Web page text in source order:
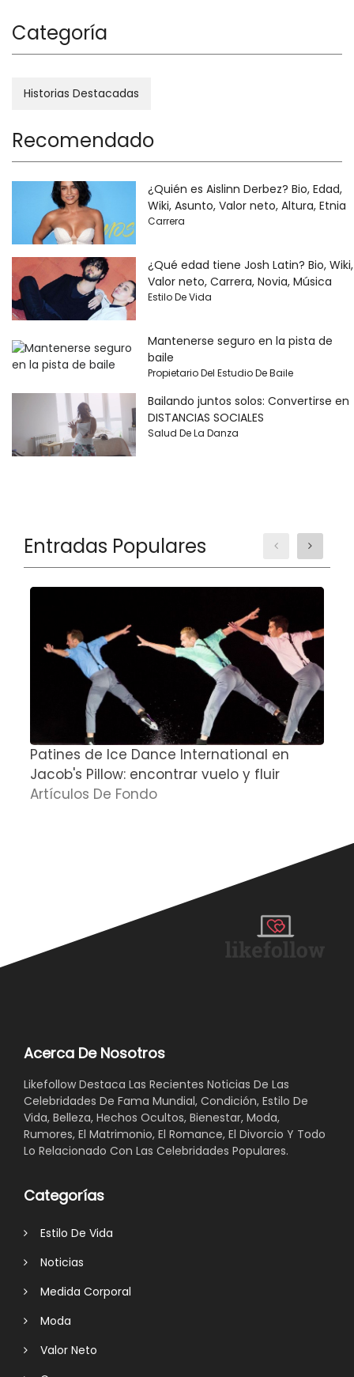
Categoría
Historias Destacadas
Recomendado
¿Quién es Aislinn Derbez? Bio, Edad,
Wiki, Asunto, Valor neto, Altura, Etnia
Carrera
¿Qué edad tiene Josh Latin? Bio, Wiki,
Valor neto, Carrera, Novia, Música
Estilo De Vida
Mantenerse seguro en la pista de
baile
Propietario Del Estudio De Baile
Bailando juntos solos: Convertirse en
DISTANCIAS SOCIALES
Salud De La Danza
Entradas Populares
Patines de Ice Dance International en
Jacob's Pillow: encontrar vuelo y fluir
Artículos De Fondo
Acerca De Nosotros
Likefollow Destaca Las Recientes Noticias De Las
Celebridades De Fama Mundial, Condición, Estilo De
Vida, Belleza, Hechos Ocultos, Bienestar, Moda,
Rumores, El Matrimonio, El Romance, El Divorcio Y Todo
Lo Relacionado Con Las Celebridades Populares.
Categorías
Estilo De Vida
Noticias
Medida Corporal
Moda
Valor Neto